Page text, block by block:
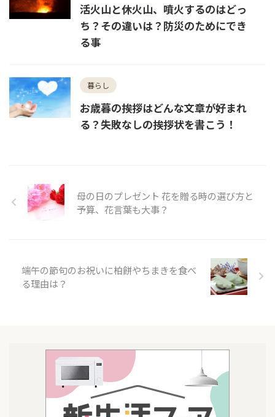
活火山と休火山、噴火するのはどっ
ち？その違いは？防災のためにでき
る事
暮らし
お歳暮の挨拶はどんな文章が好まれ
る？失敗なしの挨拶状を書こう！
母の日のプレゼント 花を贈る時の選び方と
予算、花言葉も大事？
端午の節句のお祝いに柏餅やちまきを食べ
る理由は？